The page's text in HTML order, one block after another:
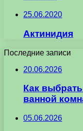
25.06.2020
Актинидия
Последние записи
20.06.2026
Как
ванной
05.06.2026